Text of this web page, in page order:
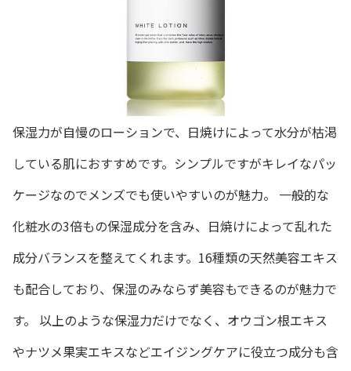
保湿力が自慢のローションで、日焼けによって水分が枯渇
している肌におすすめです。シンプルですがキレイなパッ
ケージなのでメンズでも使いやすいのが魅力。 一般的な
化粧水の3倍もの保湿成分を含み、日焼けによって乱れた
成分バランスを整えてくれます。16種類の天然美容エキス
も配合しており、保湿のみならず美容もできるのが魅力で
す。 以上のような保湿力だけでなく、オウゴン根エキス
やナツメ果実エキスなどエイジングケアに役立つ成分も含